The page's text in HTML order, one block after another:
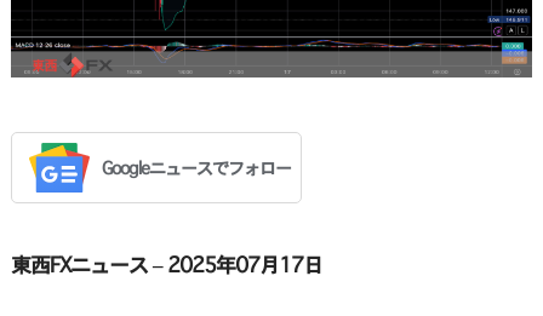
Googleニュースでフォロー
東西FXニュース – 2025年07月17日